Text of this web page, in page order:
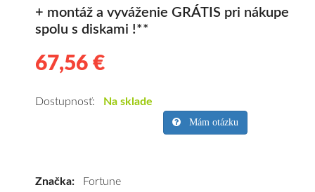
+ montáž a vyváženie GRÁTIS pri nákupe
spolu s diskami !**
67,56 €
pneumatiky
FitClime
Dostupnosť: Na sklade
Mám otázku
Značka: Fortune